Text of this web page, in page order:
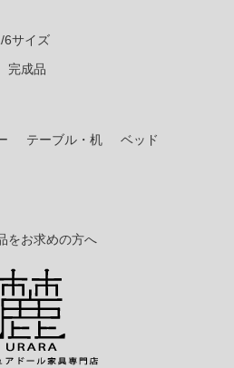
6サイズ
完成品
テーブル・机
ベッド
をお求めの方へ